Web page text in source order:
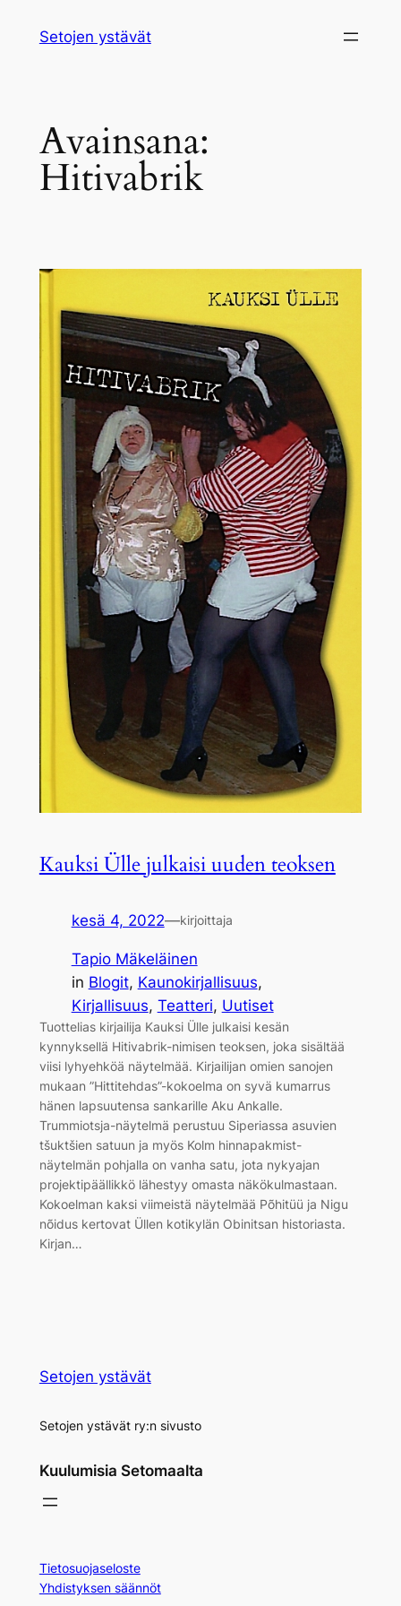
sisältöön
Setojen ystävät
Avainsana:
Hitivabrik
Kauksi Ülle julkaisi uuden teoksen
kesä 4, 2022—kirjoittaja
Tapio Mäkeläinen
in Blogit, Kaunokirjallisuus
Kirjallisuus, Teatteri, Uutiset
Tuottelias kirjailija Kauksi Ülle julkaisi kesän
kynnyksellä Hitivabrik-nimisen teoksen, joka sisältää
viisi lyhyehköä näytelmää. Kirjailijan omien sanojen
mukaan ”Hittitehdas”-kokoelma on syvä kumarrus
hänen lapsuutensa sankarille Aku Ankalle.
Trummiotsja-näytelmä perustuu Siperiassa asuvien
tšuktšien satuun ja myös Kolm hinnapakmist-
näytelmän pohjalla on vanha satu, jota nykyajan
projektipäällikkö lähestyy omasta näkökulmastaan.
Kokoelman kaksi viimeistä näytelmää Põhitüü ja Nigu
nõidus kertovat Üllen kotikylän Obinitsan historiasta.
Kirjan…
Setojen ystävät
Setojen ystävät ry:n sivusto
Kuulumisia Setomaalta
Tietosuojaseloste
Yhdistyksen säännöt